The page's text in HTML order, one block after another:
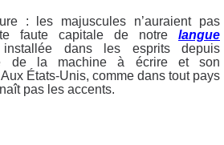
: les majuscules n’auraient pas
faute capitale de notre langue
dans les esprits depuis
de la machine à écrire et son
Aux États-Unis, comme dans tout pays
pas les accents.